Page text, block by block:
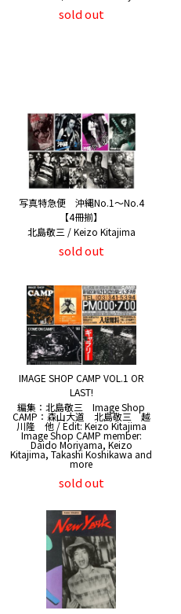
sold out
写真特急便 沖縄No.1〜No.4
【4冊揃】
北島敬三 / Keizo Kitajima
sold out
IMAGE SHOP CAMP VOL.1 OR
LAST!
編集：北島敬三 Image Shop
CAMP：森山大道 北島敬三 越
川隆 他 / Edit: Keizo Kitajima
Image Shop CAMP member:
Daido Moriyama, Keizo
Kitajima, Takashi Koshikawa and
more
sold out